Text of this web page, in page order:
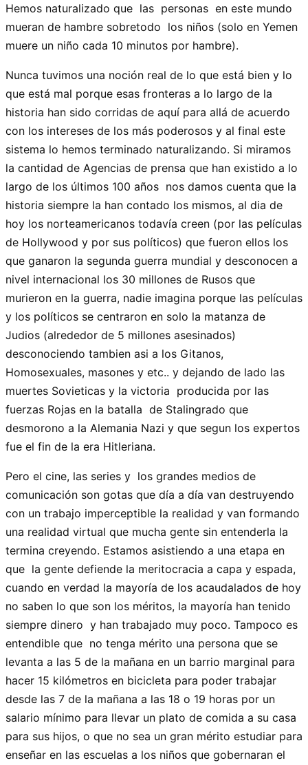
Hemos naturalizado que las personas en este mundo
mueran de hambre sobretodo los niños (solo en Yemen
muere un niño cada 10 minutos por hambre).
Nunca tuvimos una noción real de lo que está bien y lo
que está mal porque esas fronteras a lo largo de la
historia han sido corridas de aquí para allá de acuerdo
con los intereses de los más poderosos y al final este
sistema lo hemos terminado naturalizando. Si miramos
la cantidad de Agencias de prensa que han existido a lo
largo de los últimos 100 años nos damos cuenta que la
historia siempre la han contado los mismos, al dia de
hoy los norteamericanos todavía creen (por las películas
de Hollywood y por sus políticos) que fueron ellos los
que ganaron la segunda guerra mundial y desconocen a
nivel internacional los 30 millones de Rusos que
murieron en la guerra, nadie imagina porque las películas
y los políticos se centraron en solo la matanza de
Judios (alrededor de 5 millones asesinados)
desconociendo tambien asi a los Gitanos,
Homosexuales, masones y etc.. y dejando de lado las
muertes Sovieticas y la victoria producida por las
fuerzas Rojas en la batalla de Stalingrado que
desmorono a la Alemania Nazi y que segun los expertos
fue el fin de la era Hitleriana.
Pero el cine, las series y los grandes medios de
comunicación son gotas que día a día van destruyendo
con un trabajo imperceptible la realidad y van formando
una realidad virtual que mucha gente sin entenderla la
termina creyendo. Estamos asistiendo a una etapa en
que la gente defiende la meritocracia a capa y espada,
cuando en verdad la mayoría de los acaudalados de hoy
no saben lo que son los méritos, la mayoría han tenido
siempre dinero y han trabajado muy poco. Tampoco es
entendible que no tenga mérito una persona que se
levanta a las 5 de la mañana en un barrio marginal para
hacer 15 kilómetros en bicicleta para poder trabajar
desde las 7 de la mañana a las 18 o 19 horas por un
salario mínimo para llevar un plato de comida a su casa
para sus hijos, o que no sea un gran mérito estudiar para
enseñar en las escuelas a los niños que gobernaran el